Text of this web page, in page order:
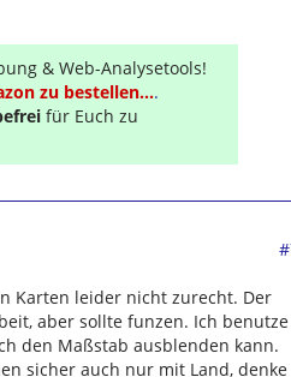
& Web-Analysetools!
zu bestellen....
für Euch zu
Karten leider nicht zurecht. Der
aber sollte funzen. Ich benutze
den Maßstab ausblenden kann.
sicher auch nur mit Land, denke